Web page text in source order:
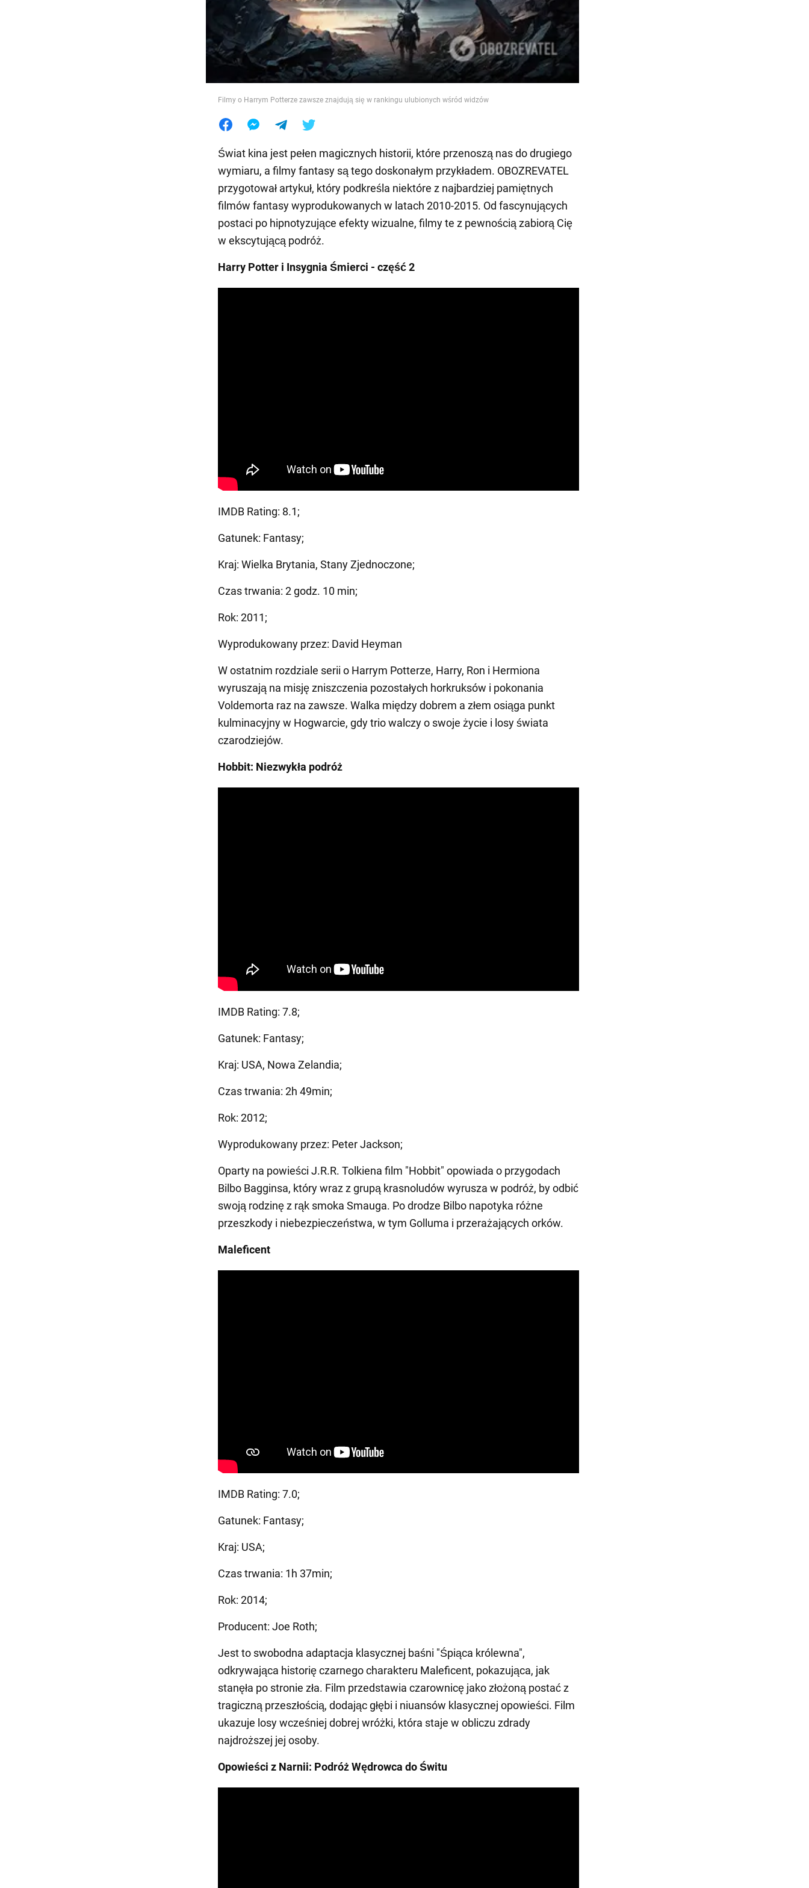
Jedzenie
Filmy o Harrym Potterze zawsze znajdują się w rankingu ulubionych wśród widzów
Świat kina jest pełen magicznych historii, które przenoszą nas do drugiego
wymiaru, a filmy fantasy są tego doskonałym przykładem. OBOZREVATEL
przygotował artykuł, który podkreśla niektóre z najbardziej pamiętnych
filmów fantasy wyprodukowanych w latach 2010-2015. Od fascynujących
postaci po hipnotyzujące efekty wizualne, filmy te z pewnością zabiorą Cię
w ekscytującą podróż.
Harry Potter i Insygnia Śmierci - część 2
IMDB Rating: 8.1;
Gatunek: Fantasy;
Kraj: Wielka Brytania, Stany Zjednoczone;
Czas trwania: 2 godz. 10 min;
Rok: 2011;
Wyprodukowany przez: David Heyman
W ostatnim rozdziale serii o Harrym Potterze, Harry, Ron i Hermiona
wyruszają na misję zniszczenia pozostałych horkruksów i pokonania
Voldemorta raz na zawsze. Walka między dobrem a złem osiąga punkt
kulminacyjny w Hogwarcie, gdy trio walczy o swoje życie i losy świata
czarodziejów.
Hobbit: Niezwykła podróż
IMDB Rating: 7.8;
Gatunek: Fantasy;
Kraj: USA, Nowa Zelandia;
Czas trwania: 2h 49min;
Rok: 2012;
Wyprodukowany przez: Peter Jackson;
Oparty na powieści J.R.R. Tolkiena film "Hobbit" opowiada o przygodach
Bilbo Bagginsa, który wraz z grupą krasnoludów wyrusza w podróż, by odbić
swoją rodzinę z rąk smoka Smauga. Po drodze Bilbo napotyka różne
przeszkody i niebezpieczeństwa, w tym Golluma i przerażających orków.
Maleficent
IMDB Rating: 7.0;
Gatunek: Fantasy;
Kraj: USA;
Czas trwania: 1h 37min;
Rok: 2014;
Producent: Joe Roth;
Jest to swobodna adaptacja klasycznej baśni "Śpiąca królewna",
odkrywająca historię czarnego charakteru Maleficent, pokazująca, jak
stanęła po stronie zła. Film przedstawia czarownicę jako złożoną postać z
tragiczną przeszłością, dodając głębi i niuansów klasycznej opowieści. Film
ukazuje losy wcześniej dobrej wróżki, która staje w obliczu zdrady
najdroższej jej osoby.
Opowieści z Narnii: Podróż Wędrowca do Świtu